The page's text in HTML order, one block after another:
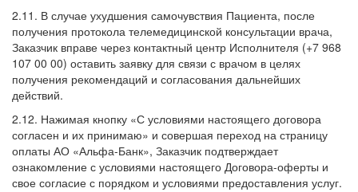
2.11. В случае ухудшения самочувствия Пациента, после
получения протокола телемедицинской консультации врача,
Заказчик вправе через контактный центр Исполнителя (+7 968
107 00 00) оставить заявку для связи с врачом в целях
получения рекомендаций и согласования дальнейших
действий.
2.12. Нажимая кнопку «С условиями настоящего договора
согласен и их принимаю» и совершая переход на страницу
оплаты АО «Альфа-Банк», Заказчик подтверждает
ознакомление с условиями настоящего Договора-оферты и
свое согласие с порядком и условиями предоставления услуг.